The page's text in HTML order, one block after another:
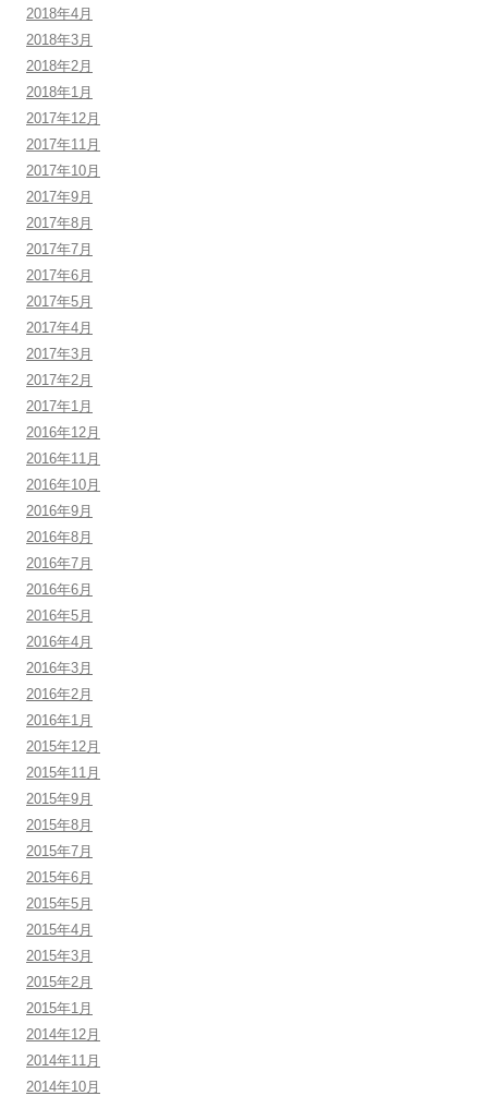
2018年4月
2018年3月
2018年2月
2018年1月
2017年12月
2017年11月
2017年10月
2017年9月
2017年8月
2017年7月
2017年6月
2017年5月
2017年4月
2017年3月
2017年2月
2017年1月
2016年12月
2016年11月
2016年10月
2016年9月
2016年8月
2016年7月
2016年6月
2016年5月
2016年4月
2016年3月
2016年2月
2016年1月
2015年12月
2015年11月
2015年9月
2015年8月
2015年7月
2015年6月
2015年5月
2015年4月
2015年3月
2015年2月
2015年1月
2014年12月
2014年11月
2014年10月